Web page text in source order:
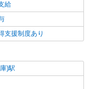
給
支援制度あり
)駅